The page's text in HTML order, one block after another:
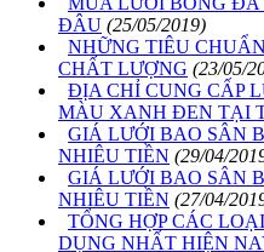
ĐÂU (25/05/2019)
NHỮNG TIÊU
CHẤT LƯỢNG (23/05/
ĐỊA CHỈ CUNG CẤP
MÀU XANH ĐEN TẠI
GIÁ LƯỚI BAO SÂN
NHIÊU TIỀN (29/04/
GIÁ LƯỚI BAO SÂN
NHIÊU TIỀN (27/04/
TỔNG HỢP CÁC
DỤNG NHẤT HIỆN